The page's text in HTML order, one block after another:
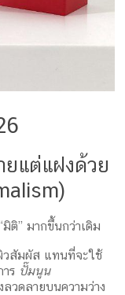
ยแต่แฝงด้วย
ติ” มากขึ้นกว่าเดิม
วสัมผัส แทนที่จะใช้
ร ปั๊มนูน
วดลายบนความว่าง